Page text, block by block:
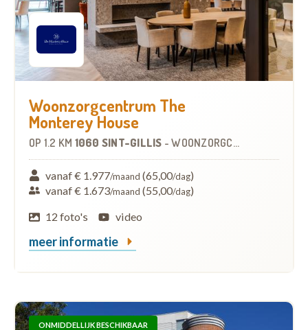
Woonzorgcentrum The
Monterey House
OP 1.2 KM 1060 SINT-GILLIS -WOONZORGCENTRUM (WZC)
vanaf € 1.977/maand (65,00/dag)
vanaf € 1.673/maand (55,00/dag)
12 foto's
video
meer informatie
ONMIDDELLIJK BESCHIKBAAR